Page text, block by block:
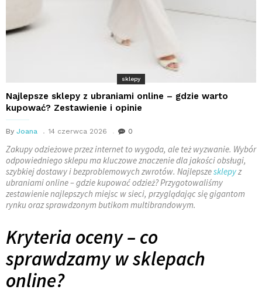
sklepy
Najlepsze sklepy z ubraniami online – gdzie warto
kupować? Zestawienie i opinie
By Joana 14 czerwca 2026 0
Zakupy odzieżowe przez internet to wygoda, ale też wyzwanie. Wybór
odpowiedniego sklepu ma kluczowe znaczenie dla jakości obsługi,
szybkiej dostawy i bezproblemowych zwrotów. Najlepszesklepyz
ubraniami online – gdzie kupować odzież? Przygotowaliśmy
zestawienie najlepszych miejsc w sieci, przyglądając się gigantom
rynku oraz sprawdzonym butikom multibrandowym.
Kryteria oceny – co
sprawdzamy w sklepach
online?